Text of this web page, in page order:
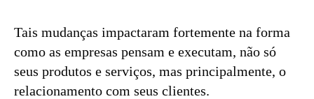
Tais mudanças impactaram fortemente na forma
como as empresas pensam e executam, não só
seus produtos e serviços, mas principalmente, o
relacionamento com seus clientes.